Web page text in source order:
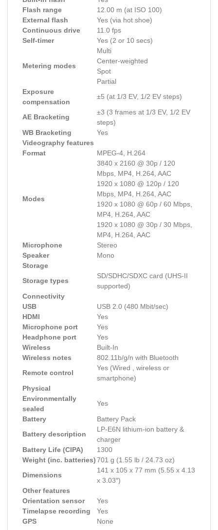
Flash range
12.00 m (at ISO 100)
External flash
Yes (via hot shoe)
Continuous drive
11.0 fps
Self-timer
Yes (2 or 10 secs)
Metering modes
Multi
Center-weighted
Spot
Partial
Exposure
compensation
±5 (at 1/3 EV, 1/2 EV steps)
AE Bracketing
±3 (3 frames at 1/3 EV, 1/2 EV
steps)
WB Bracketing
Yes
Videography features
Format
MPEG-4, H.264
Modes
3840 x 2160 @ 30p / 120
Mbps, MP4, H.264, AAC
1920 x 1080 @ 120p / 120
Mbps, MP4, H.264, AAC
1920 x 1080 @ 60p / 60 Mbps,
MP4, H.264, AAC
1920 x 1080 @ 30p / 30 Mbps,
MP4, H.264, AAC
Microphone
Stereo
Speaker
Mono
Storage
Storage types
SD/SDHC/SDXC card (UHS-II
supported)
Connectivity
USB
USB 2.0 (480 Mbit/sec)
HDMI
Yes
Microphone port
Yes
Headphone port
Yes
Wireless
Built-In
Wireless notes
802.11b/g/n with Bluetooth
Remote control
Yes (Wired , wireless or
smartphone)
Physical
Environmentally
sealed
Yes
Battery
Battery Pack
Battery description
LP-E6N lithium-ion battery &
charger
Battery Life (CIPA)
1300
Weight (inc. batteries)701 g (1.55 lb / 24.73 oz)
Dimensions
141 x 105 x 77 mm (5.55 x 4.13
x 3.03″)
Other features
Orientation sensor
Yes
Timelapse recording
Yes
GPS
None